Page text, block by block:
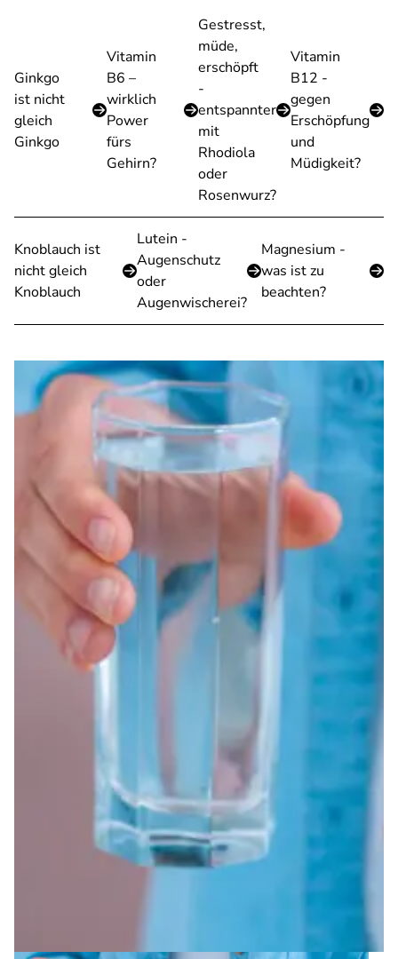
Ginkgo
ist nicht
gleich
Ginkgo
Vitamin
B6 –
wirklich
Power
fürs
Gehirn?
Gestresst,
müde,
erschöpft
-
entspannter
mit
Rhodiola
oder
Rosenwurz?
Vitamin
B12 -
gegen
Erschöpfung
und
Müdigkeit?
Knoblauch ist
nicht gleich
Knoblauch
Lutein -
Augenschutz
oder
Augenwischerei?
Magnesium -
was ist zu
beachten?